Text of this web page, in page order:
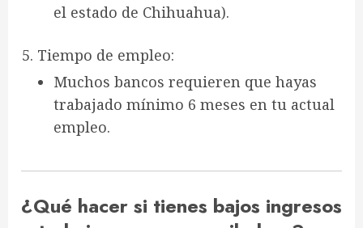
el estado de Chihuahua).
Tiempo de empleo:
Muchos bancos requieren que hayas
trabajado mínimo 6 meses en tu actual
empleo.
¿Qué hacer si tienes bajos ingresos